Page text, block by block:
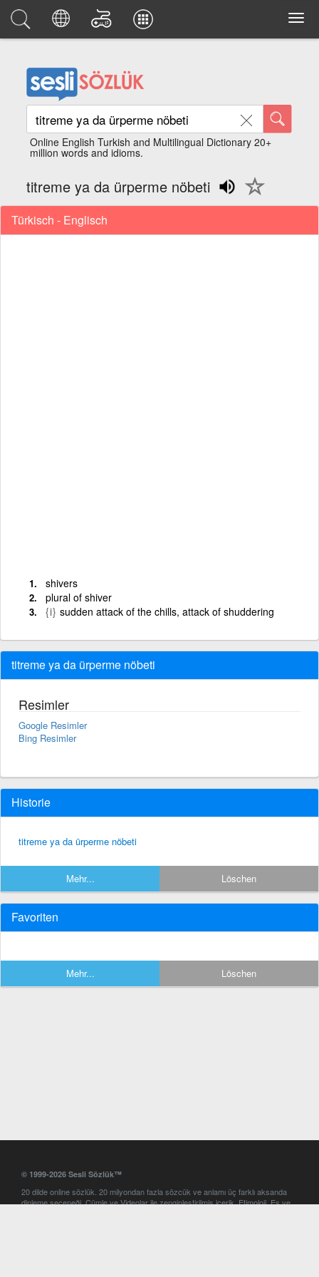
Online English Turkish and Multilingual Dictionary 20+
million words and idioms.
titreme ya da ürperme nöbeti
Türkisch - Englisch
shivers
plural of shiver
{i} sudden attack of the chills, attack of shuddering
titreme ya da ürperme nöbeti
Resimler
Google Resimler
Bing Resimler
Historie
titreme ya da ürperme nöbeti
Mehr... Löschen
Favoriten
Mehr... Löschen
© 1999-2026 Sesli Sözlük™
20 dilde online sözlük. 20 milyondan fazla sözcük ve anlamı üç farklı aksanda
dinleme seçeneği. Cümle ve Videolar ile zenginleştirilmiş içerik. Etimoloji, Eş ve